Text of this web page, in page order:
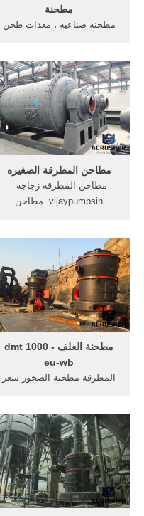
مطحنة
مطحنة صناعية ، معدات طحن
المطرقة صممه tbm يناسب
لإنتاج 0-3 ملم منتجات مسحوق
الخشنة. هذا الجهاز يعتمد. اقرأ
أكثر · معدات غسل الرمل
سلسلة lsx.
مطاحن المطرقة الصغيره
مطاحن المطرقة زجاجة -
vijaypumpsin. مطاحن
ملم . [الدردشة الحية للحصول
على المساعدة] مصانع
مسحوق صغيرة الهند مطاحن
المطرقة
مطحنة العلف dmt 1000 -
eu-wb
المطرقة مطحنة الصخور سعر
4500Qingdao,zenith,
المطرقة مطحنة ...